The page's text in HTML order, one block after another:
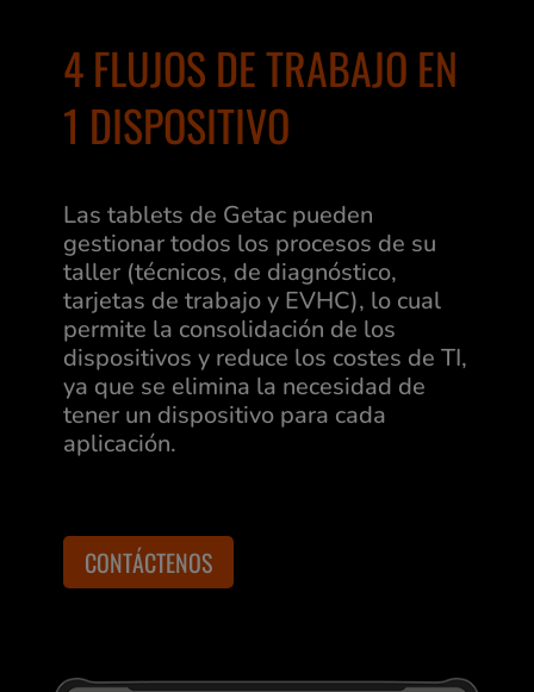
4 FLUJOS DE TRABAJO EN
1 DISPOSITIVO
Las tablets de Getac pueden
gestionar todos los procesos de su
taller (técnicos, de diagnóstico,
tarjetas de trabajo y EVHC), lo cual
permite la consolidación de los
dispositivos y reduce los costes de TI,
ya que se elimina la necesidad de
tener un dispositivo para cada
aplicación.
CONTÁCTENOS